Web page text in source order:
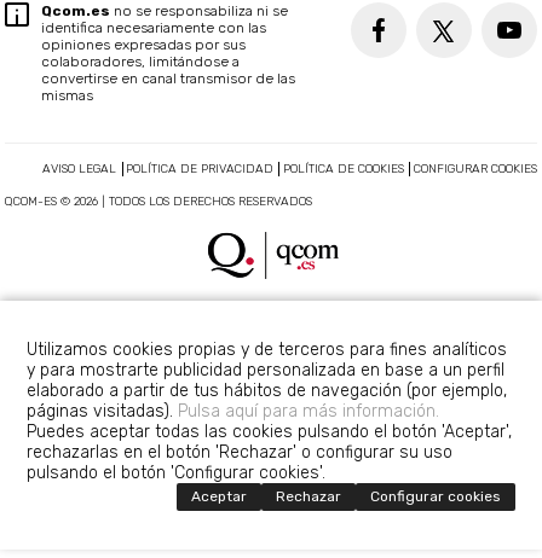
Qcom.es no se responsabiliza ni se
identifica necesariamente con las
opiniones expresadas por sus
colaboradores, limitándose a
convertirse en canal transmisor de las
mismas
AVISO LEGAL POLÍTICA DE PRIVACIDAD POLÍTICA DE COOKIES CONFIGURAR COOKIES
QCOM-ES © 2026 | TODOS LOS DERECHOS RESERVADOS
Utilizamos cookies propias y de terceros para fines analíticos
y para mostrarte publicidad personalizada en base a un perfil
elaborado a partir de tus hábitos de navegación (por ejemplo,
páginas visitadas). Pulsa aquí para más información.
Puedes aceptar todas las cookies pulsando el botón 'Aceptar',
rechazarlas en el botón 'Rechazar' o configurar su uso
pulsando el botón 'Configurar cookies'.
Aceptar Rechazar Configurar cookies